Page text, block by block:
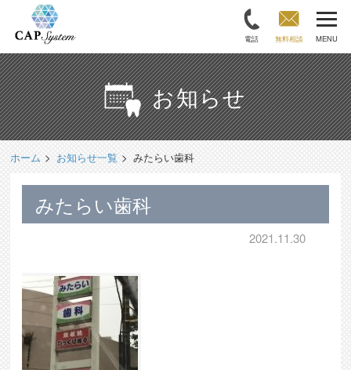
電話 無料相談 MENU
お知らせ
ホーム お知らせ一覧 みたらい歯科
みたらい歯科
2021.11.30